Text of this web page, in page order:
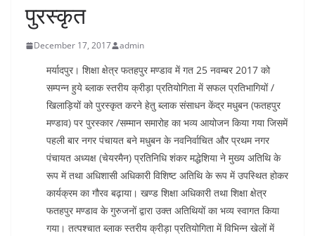
पुरस्कृत
December 17, 2017 admin
मर्यादपुर। शिक्षा क्षेत्र फतहपुर मण्डाव में गत 25 नवम्बर 2017 को
सम्पन्न हुये ब्लाक स्तरीय क्रीड़ा प्रतियोगिता में सफल प्रतिभागियों /
खिलाड़ियों को पुरस्कृत करने हेतु ब्लाक संसाधन केंद्र मधुबन (फतहपुर
मण्डाव) पर पुरस्कार /सम्मान समारोह का भव्य आयोजन किया गया जिसमें
पहली बार नगर पंचायत बने मधुबन के नवनिर्वाचित और प्रथम नगर
पंचायत अध्यक्ष (चेयरमैन) प्रतिनिधि शंकर मद्धेशिया ने मुख्य अतिथि के
रूप में तथा अधिशासी अधिकारी विशिष्ट अतिथि के रूप में उपस्थित होकर
कार्यक्रम का गौरव बढ़ाया। खण्ड शिक्षा अधिकारी तथा शिक्षा क्षेत्र
फतहपुर मण्डाव के गुरुजनों द्वारा उक्त अतिथियों का भव्य स्वागत किया
गया। तत्पश्चात ब्लाक स्तरीय क्रीड़ा प्रतियोगिता में विभिन्न खेलों में